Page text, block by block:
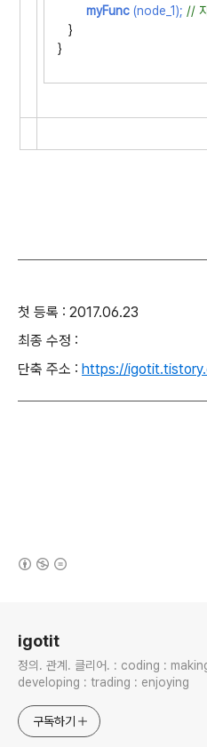
myFunc (node_1); //
}
}
첫 등록 : 2017.06.23
최종 수정 :
단축 주소 : https://
igotit
정의. 관계. 클리어. : coding : making : creating :
developing : trading : enjoying
구독하기